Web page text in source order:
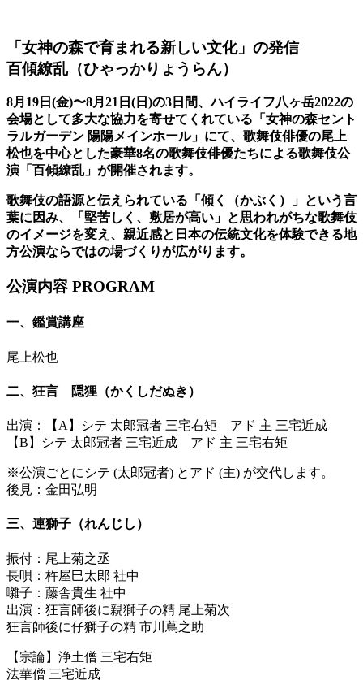
「女神の森で育まれる新しい文化」の発信
百傾繚乱（ひゃっかりょうらん）
8月19日(金)〜8月21日(日)の3日間、ハイライフ八ヶ岳2022の
会場として多大な協力を寄せてくれている「女神の森セント
ラルガーデン 陽陽メインホール」にて、歌舞伎俳優の尾上
松也を中心とした豪華8名の歌舞伎俳優たちによる歌舞伎公
演「百傾繚乱」が開催されます。
歌舞伎の語源と伝えられている「傾く（かぶく）」という言
葉に因み、「堅苦しく、敷居が高い」と思われがちな歌舞伎
のイメージを変え、親近感と日本の伝統文化を体験できる地
方公演ならではの場づくりが広がります。
公演内容 PROGRAM
一、鑑賞講座
尾上松也
二、狂言 隠狸（かくしだぬき）
出演：【A】シテ 太郎冠者 三宅右矩 アド 主 三宅近成
【B】シテ 太郎冠者 三宅近成 アド 主 三宅右矩
※公演ごとにシテ (太郎冠者) とアド (主) が交代します。
後見：金田弘明
三、連獅子（れんじし）
振付：尾上菊之丞
長唄：杵屋巳太郎 社中
囃子：藤舎貴生 社中
出演：狂言師後に親獅子の精 尾上菊次
狂言師後に仔獅子の精 市川蔦之助
【宗論】浄土僧 三宅右矩
法華僧 三宅近成